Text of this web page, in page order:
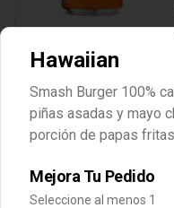
Hawaiian
Smash Burger 100%
piñas asadas y mayo
porción de papas
Mejora Tu Pedido
Seleccione al menos 1